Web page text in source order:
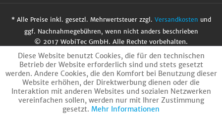
* Alle Preise inkl. gesetzl. Mehrwertsteuer zzgl. Versandkosten und
ggf. Nachnahmegebühren, wenn nicht anders beschrieben
© 2017 WobiTec GmbH. Alle Rechte vorbehalten.
Diese Website benutzt Cookies, die für den technischen
Betrieb der Website erforderlich sind und stets gesetzt
werden. Andere Cookies, die den Komfort bei Benutzung dieser
Website erhöhen, der Direktwerbung dienen oder die
Interaktion mit anderen Websites und sozialen Netzwerken
vereinfachen sollen, werden nur mit Ihrer Zustimmung
gesetzt. Mehr Informationen